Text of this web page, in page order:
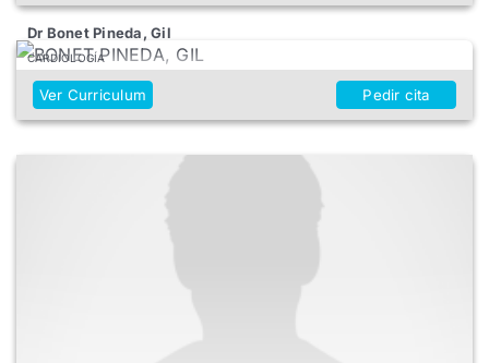
Dr Bonet Pineda, Gil
CARDIOLOGÍA
Ver Curriculum Pedir cita